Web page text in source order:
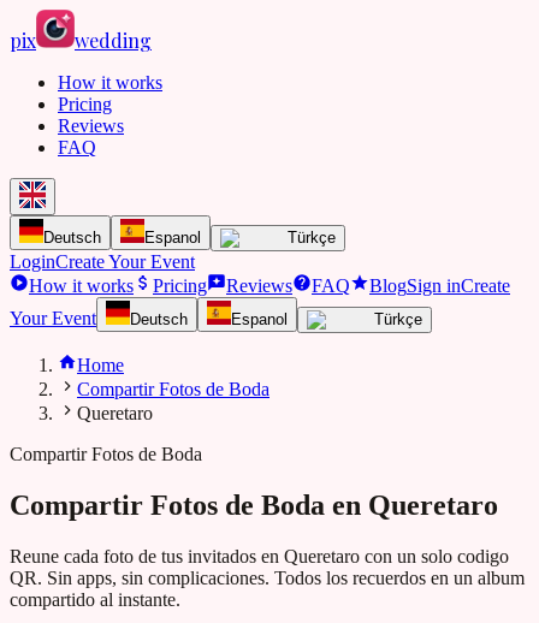
pix wedding
How it works
Pricing
Reviews
FAQ
Deutsch Espanol Türkçe
LoginCreate Your Event
How it works
Pricing Reviews FAQ BlogSign inCreate
Your Event
Deutsch Espanol Türkçe
Home
Compartir Fotos de Boda
Queretaro
Compartir Fotos de Boda
Compartir Fotos de Boda en Queretaro
Reune cada foto de tus invitados en Queretaro con un solo codigo
QR. Sin apps, sin complicaciones. Todos los recuerdos en un album
compartido al instante.